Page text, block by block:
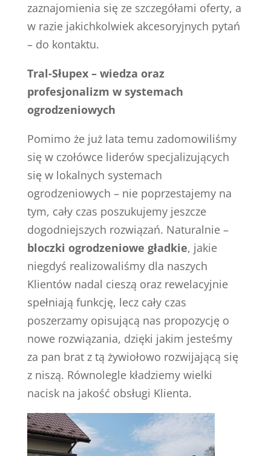
zaznajomienia się ze szczegółami oferty, a
w razie jakichkolwiek akcesoryjnych pytań
– do kontaktu.
Tral-Słupex – wiedza oraz
profesjonalizm w systemach
ogrodzeniowych
Pomimo że już lata temu zadomowiliśmy
się w czołówce liderów specjalizujących
się w lokalnych systemach
ogrodzeniowych – nie poprzestajemy na
tym, cały czas poszukujemy jeszcze
dogodniejszych rozwiązań. Naturalnie –
bloczki ogrodzeniowe gładkie, jakie
niegdyś realizowaliśmy dla naszych
Klientów nadal cieszą oraz rewelacyjnie
spełniają funkcję, lecz cały czas
poszerzamy opisującą nas propozycję o
nowe rozwiązania, dzięki jakim jesteśmy
za pan brat z tą żywiołowo rozwijającą się
z niszą. Równolegle kładziemy wielki
nacisk na jakość obsługi Klienta.